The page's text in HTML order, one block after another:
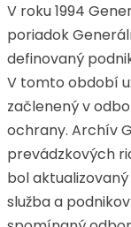
V roku 1994
poriadok
definovaný
V tomto období
začlenený v
ochrany. Archív
prevádzkových
bol aktualizovaný
služba a